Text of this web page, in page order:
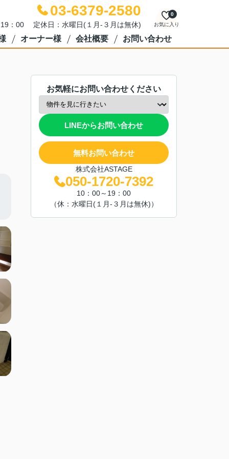
03-6379-2580
：00 定休日：水曜日(１月-３月は無休) お気に入り
0
オーナー様 会社概要 お問い合わせ
お気軽にお問い合わせください
LINEからお問い合わせ
無料お問い合わせ
株式会社ASTAGE
050-1720-7392
10：00～19：00
（休：水曜日(１月-３月は無休)）